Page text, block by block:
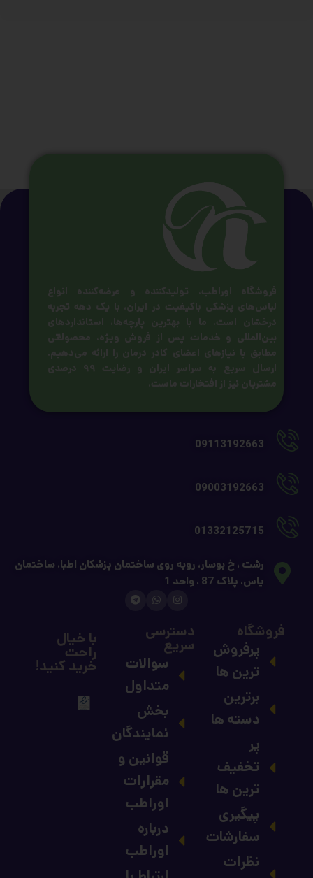
09113192663
09003192663
01332125715
رشت ، خ بوسار، روبه روی ساختمان پزشکان اطبا، ساختمان
یاس، پلاک 87 ، واحد 1
فروشگاه
پرفروش
ترین ها
برترین
دسته ها
پر
تخفیف
ترین ها
پیگیری
سفارشات
نظرات
دسترسی
سریع
سوالات
متداول
بخش
نمایندگان
قوانین و
مقرارات
اوراطب
درباره
اوراطب
با خیال
راحت
خرید کنید!